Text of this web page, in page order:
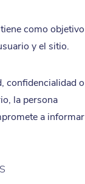
como objetivo
y el sitio.
confidencialidad o
la persona
a informar